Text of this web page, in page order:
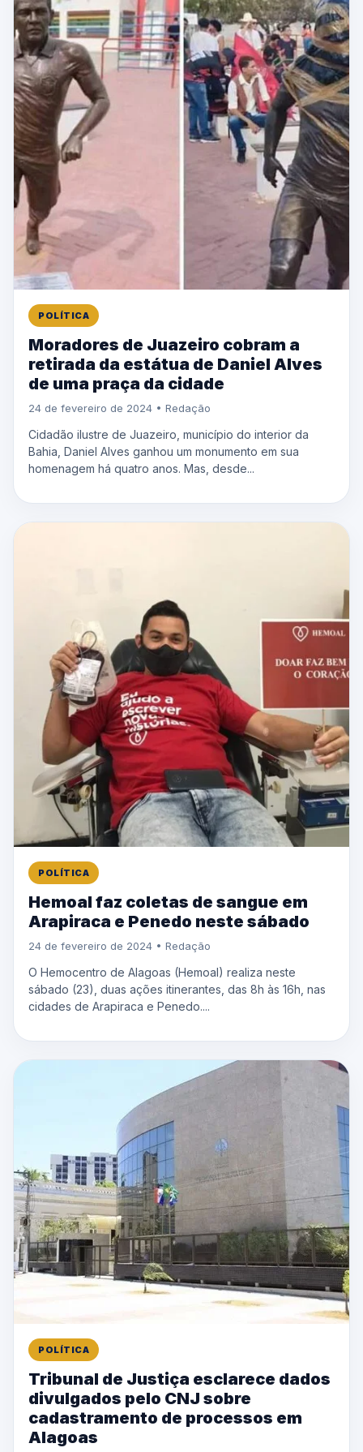
POLÍTICA
Moradores de Juazeiro cobram a
retirada da estátua de Daniel Alves
de uma praça da cidade
24 de fevereiro de 2024 • Redação
Cidadão ilustre de Juazeiro, município do interior da
Bahia, Daniel Alves ganhou um monumento em sua
homenagem há quatro anos. Mas, desde...
POLÍTICA
Hemoal faz coletas de sangue em
Arapiraca e Penedo neste sábado
24 de fevereiro de 2024 • Redação
O Hemocentro de Alagoas (Hemoal) realiza neste
sábado (23), duas ações itinerantes, das 8h às 16h, nas
cidades de Arapiraca e Penedo....
POLÍTICA
Tribunal de Justiça esclarece dados
divulgados pelo CNJ sobre
cadastramento de processos em
Alagoas